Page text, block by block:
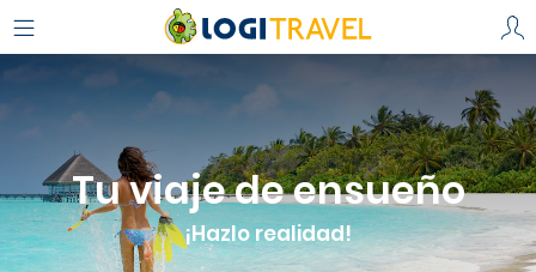
Tu viaje de ensueño
¡Hazlo realidad!